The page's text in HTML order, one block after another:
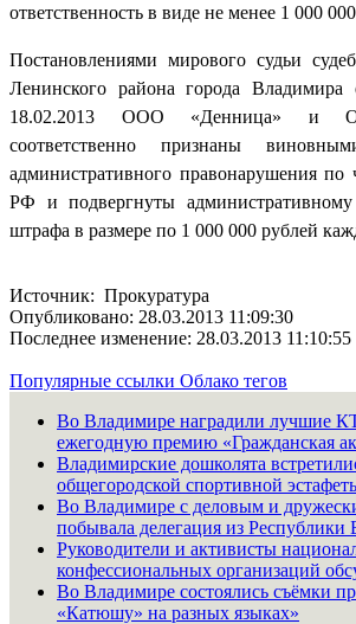
ответственность в виде не менее 1 000
Постановлениями мирового судьи
Ленинского района города
18.02.2013 ООО «Денница» и
соответственно признаны
административного правонарушения
РФ и подвергнуты
штрафа в размере по 1 000 000 рублей
Источник: Прокуратура
Опубликовано: 28.03.2013 11:09:30
Последнее изменение: 28.03.2013 11:10:55
Популярные ссылки Облако тегов
Во Владимире наградили лучшие
ежегодную премию «Гражданская
Владимирские дошколята
общегородской спортивной
Во Владимире с деловым и
побывала делегация из Республики
Руководители и активисты
конфессиональных организаций
Во Владимире состоялись съёмки
«Катюшу» на разных языках»